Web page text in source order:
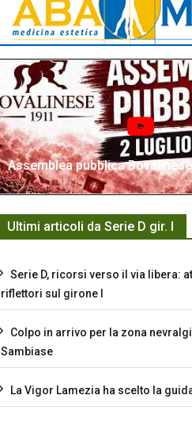
Assemblea pubblica
Ultimi articoli da Serie D gir. I
Serie D, ricorsi verso il via libera:
riflettori sul girone I
Colpo in arrivo per la zona
Sambiase
La Vigor Lamezia ha scelto la